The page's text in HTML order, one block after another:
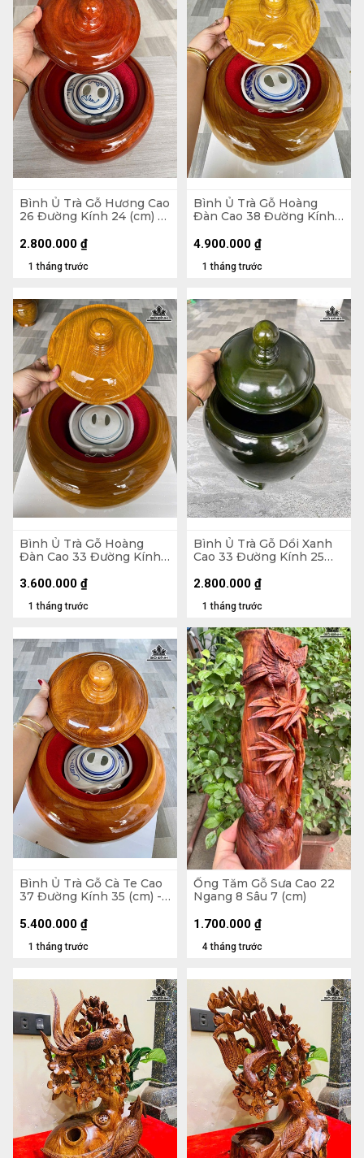
Bình Ủ Trà Gỗ Hương Cao
26 Đường Kính 24 (cm) -
1 tháng trước
2.800.000 ₫
Bình Ủ Trà Gỗ Hoàng
Đàn Cao 38 Đường Kính
Lít
1 tháng trước
4.900.000 ₫
Bình Ủ Trà Gỗ Hoàng
Đàn Cao 33 Đường Kính
Lít
1 tháng trước
3.600.000 ₫
Bình Ủ Trà Gỗ Dổi Xanh
Cao 33 Đường Kính 25
1 tháng trước
2.800.000 ₫
Bình Ủ Trà Gỗ Cà Te Cao
37 Đường Kính 35 (cm) -
1 tháng trước
5.400.000 ₫
Ống Tăm Gỗ Sưa Cao 22
Ngang 8 Sâu 7 (cm)
4 tháng trước
1.700.000 ₫